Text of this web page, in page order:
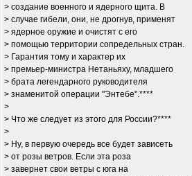
> создание военного и ядерного щита. В
> случае гибели, они, не дрогнув, применят
> ядерное оружие и очистят с его
> помощью территории сопредельных стран.
> Гарантия тому и характер их
> премьер-министра Нетаньяху, младшего
> брата легендарного руководителя
> знаменитой операции "Энтебе".****
>
> Что же следует из этого для России?****
>
> Ну, в первую очередь все будет зависеть
> от розы ветров. Если эта роза
> завернет свои ветры с юга на